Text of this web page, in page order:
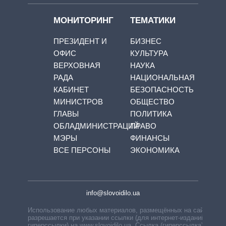
МОНИТОРИНГ
ПРЕЗИДЕНТ И
ОФИС
ВЕРХОВНАЯ
РАДА
КАБИНЕТ
МИНИСТРОВ
ГЛАВЫ
ОБЛАДМИНИСТРАЦИЙ
МЭРЫ
ВСЕ ПЕРСОНЫ
ТЕМАТИКИ
БИЗНЕС
КУЛЬТУРА
НАУКА
НАЦИОНАЛЬНАЯ
БЕЗОПАСНОСТЬ
ОБЩЕСТВО
ПОЛИТИКА
ПРАВО
ФИНАНСЫ
ЭКОНОМИКА
info@slovoidilo.ua
Использование любых материалов, размещённых на сайте,
разрешается при указании ссылки (для интернет-изданий —